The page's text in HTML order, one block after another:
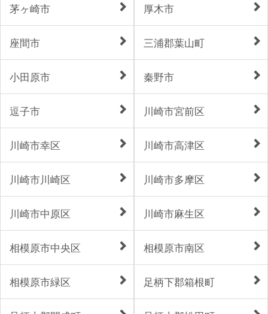
茅ヶ崎市
座間市
小田原市
逗子市
川崎市幸区
川崎市川崎区
川崎市中原区
相模原市中央区
相模原市緑区
厚木市
三浦郡葉山町
秦野市
川崎市宮前区
川崎市高津区
川崎市多摩区
川崎市麻生区
相模原市南区
足柄下郡箱根町